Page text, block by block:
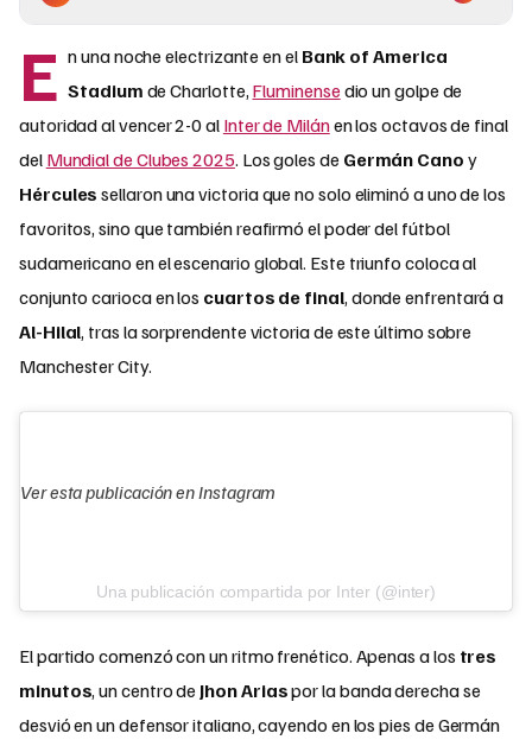
E n una noche electrizante en el Bank of America
Stadium de Charlotte, Fluminense dio un golpe de
autoridad al vencer 2-0 al Inter de Milánen los octavos de final
del Mundial de Clubes 2025. Los goles de Germán Cano y
Hércules sellaron una victoria que no solo eliminó a uno de los
favoritos, sino que también reafirmó el poder del fútbol
sudamericano en el escenario global. Este triunfo coloca al
conjunto carioca en los cuartos de final, donde enfrentará a
Al-Hilal, tras la sorprendente victoria de este último sobre
Manchester City.
Ver esta publicación en Instagram
Una publicación compartida por Inter (@inter)
El partido comenzó con un ritmo frenético. Apenas a los tres
minutos, un centro de Jhon Ariaspor la banda derecha se
desvió en un defensor italiano, cayendo en los pies de Germán